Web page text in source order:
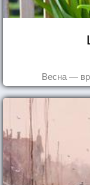
Весна —